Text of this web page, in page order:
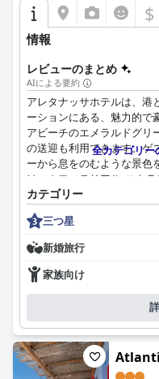
$
情報
レビューのまとめ
AIによる要約
アレタナッサホテルは、港
ーションにある、魅力的で
アビーチのエメラルドグリ
の送迎も利用できます。ゲ
ーから息をのむような景色
は、カフェテリア/レスト
朝食を提供しており、豊富
す。客室は広々として快適
望む客室もあります。ホテ
実施し、Covid-19の予防措
フレンドリーで親切で、親
ばしば期待以上のサービス
ッサホテルは、素晴らしい
こだわりで、格別なゲスト
全カテゴリー
カテゴリー
三つ星
新婚旅行
家族向け